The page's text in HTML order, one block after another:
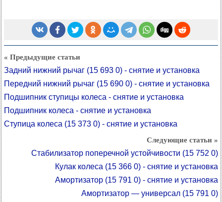
« Предыдущие статьи
Задний нижний рычаг (15 693 0) - снятие и установка
Передний нижний рычаг (15 690 0) - снятие и установка
Подшипник ступицы колеса - снятие и установка
Подшипник колеса - снятие и установка
Ступица колеса (15 373 0) - снятие и установка
Следующие статьи »
Стабилизатор поперечной устойчивости (15 752 0)
Кулак колеса (15 366 0) - снятие и установка
Амортизатор (15 791 0) - снятие и установка
Амортизатор — универсал (15 791 0)